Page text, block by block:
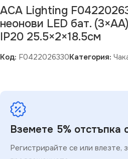
ACA Lighting
неонови LED бат.
IP20 25.5×2×18.5см
Код: F0422026330Категория:
Вземете 5% отстъпка
Регистрирайте се или влезте,